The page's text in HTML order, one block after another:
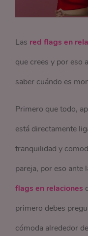
Las red flags en
que crees y por eso
saber cuándo es
Primero que todo,
está directamente
tranquilidad y
pareja, por eso ante
flags en relaciones
primero debes
cómoda alrededor